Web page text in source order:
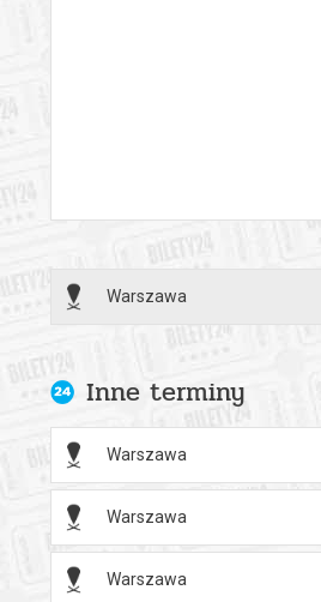
Warszawa
Inne terminy
Warszawa
Warszawa
Warszawa